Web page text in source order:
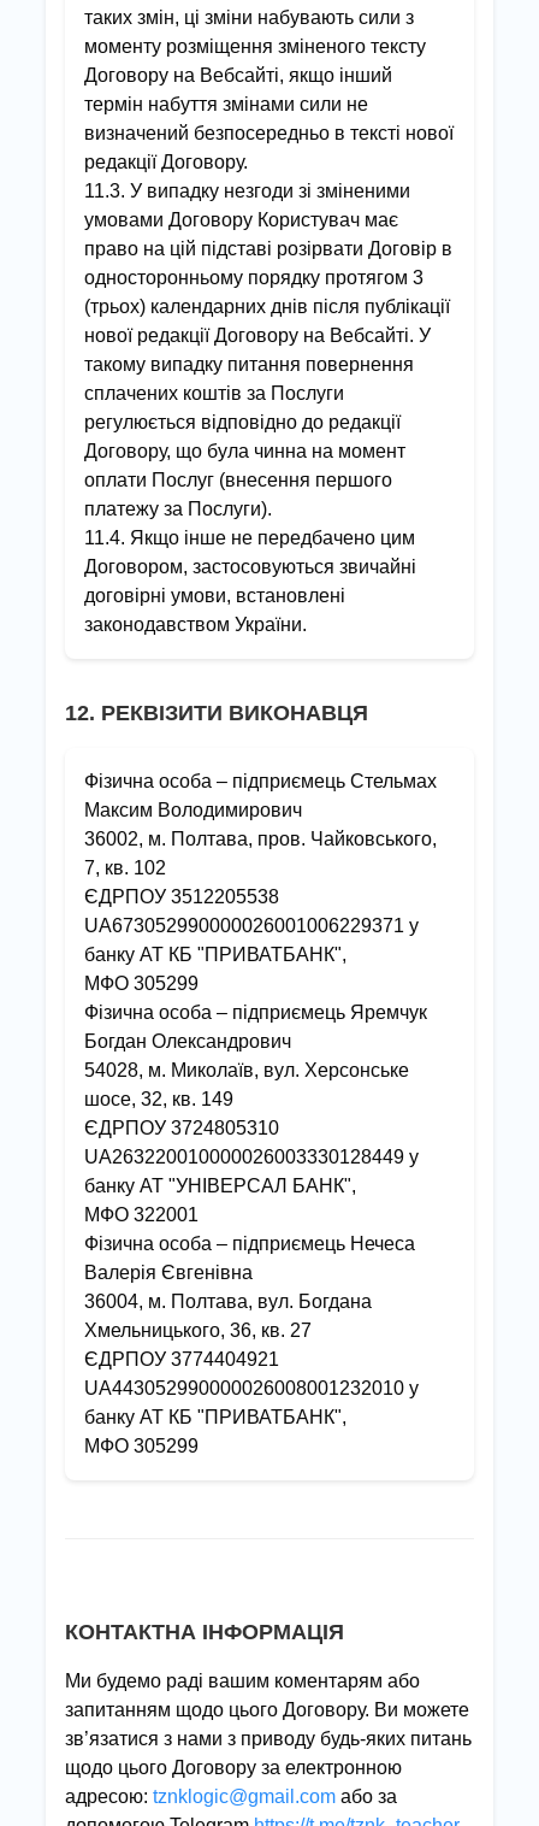
таких змін, ці зміни набувають сили з
моменту розміщення зміненого тексту
Договору на Вебсайті, якщо інший
термін набуття змінами сили не
визначений безпосередньо в тексті нової
редакції Договору.
11.3. У випадку незгоди зі зміненими
умовами Договору Користувач має
право на цій підставі розірвати Договір в
односторонньому порядку протягом 3
(трьох) календарних днів після публікації
нової редакції Договору на Вебсайті. У
такому випадку питання повернення
сплачених коштів за Послуги
регулюється відповідно до редакції
Договору, що була чинна на момент
оплати Послуг (внесення першого
платежу за Послуги).
11.4. Якщо інше не передбачено цим
Договором, застосовуються звичайні
договірні умови, встановлені
законодавством України.
12. РЕКВІЗИТИ ВИКОНАВЦЯ
Фізична особа – підприємець Стельмах
Максим Володимирович
36002, м. Полтава, пров. Чайковського,
7, кв. 102
ЄДРПОУ 3512205538
UA673052990000026001006229371 у
банку АТ КБ "ПРИВАТБАНК",
МФО 305299
Фізична особа – підприємець Яремчук
Богдан Олександрович
54028, м. Миколаїв, вул. Херсонське
шосе, 32, кв. 149
ЄДРПОУ 3724805310
UA263220010000026003330128449 у
банку АТ "УНIВЕРСАЛ БАНК",
МФО 322001
Фізична особа – підприємець Нечеса
Валерія Євгенівна
36004, м. Полтава, вул. Богдана
Хмельницького, 36, кв. 27
ЄДРПОУ 3774404921
UA443052990000026008001232010 у
банку АТ КБ "ПРИВАТБАНК",
МФО 305299
КОНТАКТНА ІНФОРМАЦІЯ
Ми будемо раді вашим коментарям або
запитанням щодо цього Договору. Ви можете
зв’язатися з нами з приводу будь-яких питань
щодо цього Договору за електронною
адресою:tznklogic@gmail.com або за